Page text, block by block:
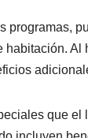
programas,
Al
que el